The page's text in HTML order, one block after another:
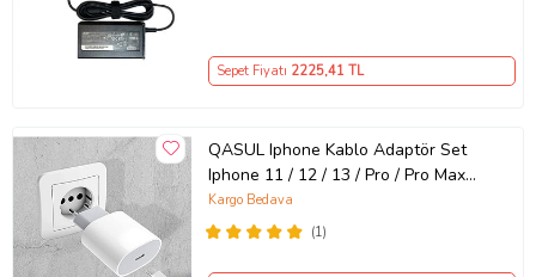
Sepet Fiyatı 2225,41 TL
QASUL Iphone Kablo Adaptör Set
Iphone 11 / 12 / 13 / Pro / Pro Max
Uyumlu Şarj Aleti Seti
(1)
Kargo Bedava